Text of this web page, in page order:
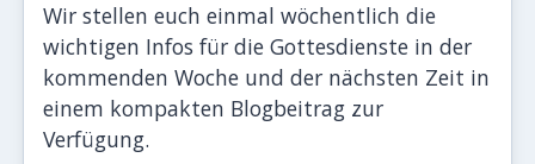
Wir stellen euch einmal wöchentlich die
wichtigen Infos für die Gottesdienste in der
kommenden Woche und der nächsten Zeit in
einem kompakten Blogbeitrag zur
Verfügung.